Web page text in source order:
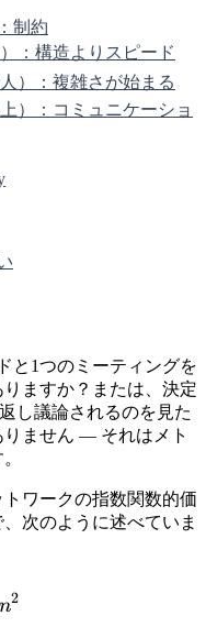
制約
：構造よりスピード
）：複雑さが始まる
）：コミュニケーショ
と1つのミーティングを
ますか？または、決定
し議論されるのを見た
ません — それはメト
ワークの指数関数的価
次のように述べていま
\propto n^2
n2